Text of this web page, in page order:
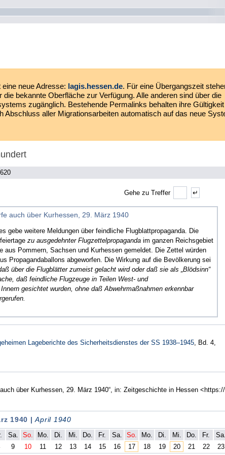
eine neue Adresse: lagis.hessen.de. Für eine Übergangszeit
die bekannte Oberfläche zur Verfügung. Alle anderen sind über die
zugänglich. Bestehende Permalinks behalten ihre Gültigkeit
Abschluss aller Migrationsarbeiten automatisch auf das neue
Gehe zu Treffer
auch über Kurhessen, 29. März 1940
gebe weitere Meldungen über feindliche Flugblattpropaganda. Die
zu ausgedehnter Flugzettelpropaganda im ganzen Reichsgebiet
aus Pommern, Sachsen und Kurhessen gemeldet. Die Zettel würden
Propagandaballons abgeworfen. Die Wirkung auf die Bevölkerung sei
über die Flugblätter zumeist gelacht wird oder daß sie als „Blödsinn“
daß feindliche Flugzeuge in Teilen West- und
gesichtet wurden, ohne daß Abwehrmaßnahmen erkennbar
Lageberichte des Sicherheitsdienstes der SS 1938–1945, Bd. 4,
über Kurhessen, 29. März 1940“, in: Zeitgeschichte in Hessen
1940 |April 1940
Sa. So. Mo. Di. Mi. Do. Fr. Sa. So. Mo. Di. Mi. Do. Fr. Sa.
9 10 11 12 13 14 15 16 17 18 19 20 21 22 23